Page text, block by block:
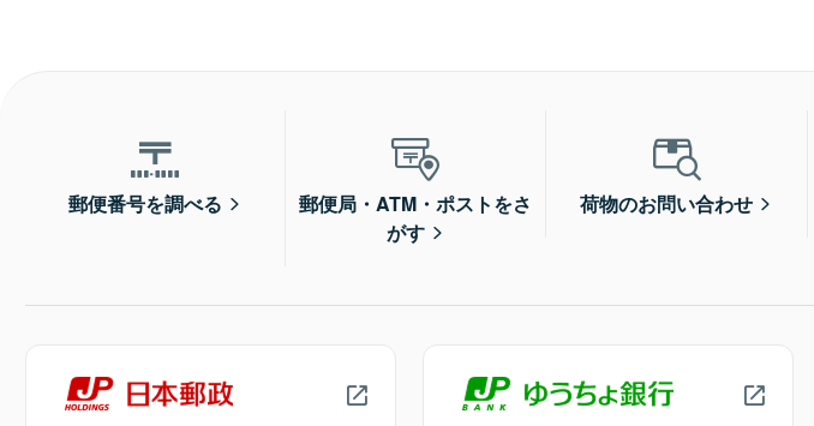
郵便番号を調べる
郵便局・ATM・ポストをさ
がす
荷物のお問い合わせ